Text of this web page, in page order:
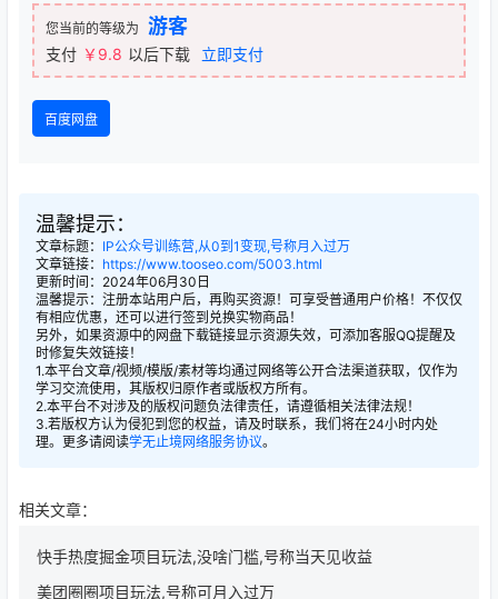
您当前的等级为 游客
支付 ￥9.8 以后下载 立即支付
百度网盘
温馨提示：
文章标题： IP公众号训练营,从0到1变现,号称月入过万
文章链接： https://www.tooseo.com/5003.html
更新时间：2024年06月30日
温馨提示：注册本站用户后，再购买资源！可享受普通用户价格！不仅仅
有相应优惠，还可以进行签到兑换实物商品！
另外，如果资源中的网盘下载链接显示资源失效，可添加客服QQ提醒及
时修复失效链接！
1.本平台文章/视频/模版/素材等均通过网络等公开合法渠道获取，仅作为
学习交流使用，其版权归原作者或版权方所有。
2.本平台不对涉及的版权问题负法律责任，请遵循相关法律法规！
3.若版权方认为侵犯到您的权益，请及时联系，我们将在24小时内处
理。更多请阅读学无止境网络服务协议。
相关文章：
快手热度掘金项目玩法,没啥门槛,号称当天见收益
美团圈圈项目玩法,号称可月入过万